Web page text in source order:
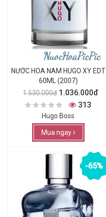
NƯỚC HOA NAM HUGO XY EDT
60ML (2007)
1.530.000đ 1.036.000đ
313
Hugo Boss
Mua ngay
-65%